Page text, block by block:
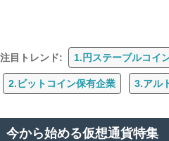
注目トレンド: 1.円ステーブルコイ
2.ビットコイン保有企業 3.アル
今から始める仮想通貨特集